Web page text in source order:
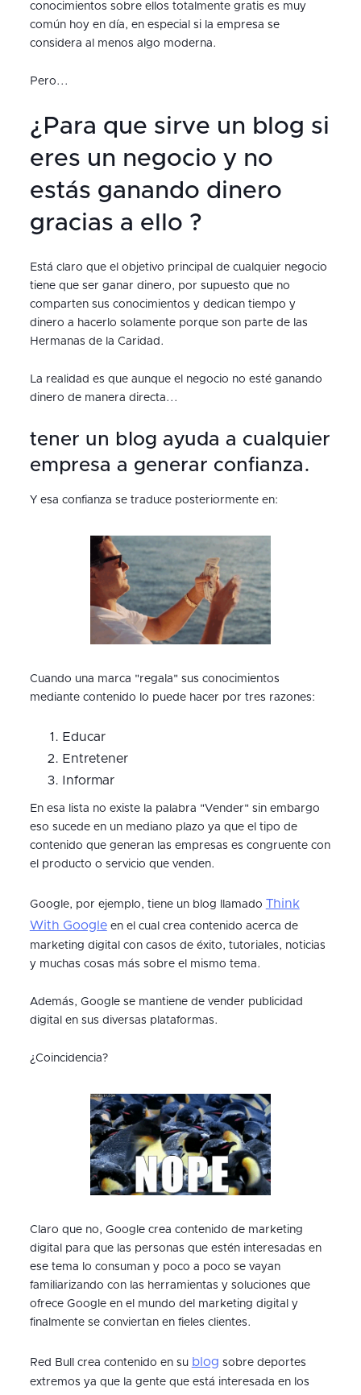
conocimientos sobre ellos totalmente gratis es muy
común hoy en día, en especial si la empresa se
considera al menos algo moderna.
Pero...
¿Para que sirve un blog si
eres un negocio y no
estás ganando dinero
gracias a ello ?
Está claro que el objetivo principal de cualquier negocio
tiene que ser ganar dinero, por supuesto que no
comparten sus conocimientos y dedican tiempo y
dinero a hacerlo solamente porque son parte de las
Hermanas de la Caridad.
La realidad es que aunque el negocio no esté ganando
dinero de manera directa...
tener un blog ayuda a cualquier
empresa a generar confianza.
Y esa confianza se traduce posteriormente en:
Cuando una marca "regala" sus conocimientos
mediante contenido lo puede hacer por tres razones:
Educar
Entretener
Informar
En esa lista no existe la palabra "Vender" sin embargo
eso sucede en un mediano plazo ya que el tipo de
contenido que generan las empresas es congruente con
el producto o servicio que venden.
Google, por ejemplo, tiene un blog llamado Think
With Googleen el cual crea contenido acerca de
marketing digital con casos de éxito, tutoriales, noticias
y muchas cosas más sobre el mismo tema.
Además, Google se mantiene de vender publicidad
digital en sus diversas plataformas.
¿Coincidencia?
Claro que no, Google crea contenido de marketing
digital para que las personas que estén interesadas en
ese tema lo consuman y poco a poco se vayan
familiarizando con las herramientas y soluciones que
ofrece Google en el mundo del marketing digital y
finalmente se conviertan en fieles clientes.
Red Bull crea contenido en su blog sobre deportes
extremos ya que la gente que está interesada en los